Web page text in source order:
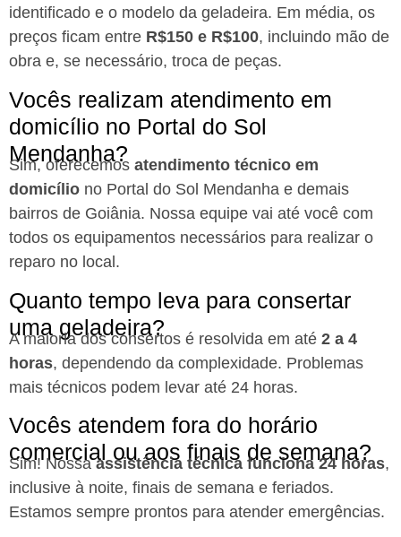
identificado e o modelo da geladeira. Em média, os
preços ficam entre R$150 e R$100, incluindo mão de
obra e, se necessário, troca de peças.
Vocês realizam atendimento em
domicílio no Portal do Sol
Mendanha?
Sim, oferecemos atendimento técnico em
domicílio no Portal do Sol Mendanha e demais
bairros de Goiânia. Nossa equipe vai até você com
todos os equipamentos necessários para realizar o
reparo no local.
Quanto tempo leva para consertar
uma geladeira?
A maioria dos consertos é resolvida em até 2 a 4
horas, dependendo da complexidade. Problemas
mais técnicos podem levar até 24 horas.
Vocês atendem fora do horário
comercial ou aos finais de semana?
Sim! Nossaassistência técnica funciona 24 horas,
inclusive à noite, finais de semana e feriados.
Estamos sempre prontos para atender emergências.